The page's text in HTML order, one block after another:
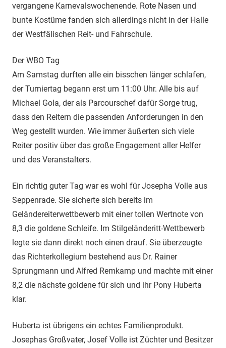
vergangene Karnevalswochenende. Rote Nasen und
bunte Kostüme fanden sich allerdings nicht in der Halle
der Westfälischen Reit- und Fahrschule.
Der WBO Tag
Am Samstag durften alle ein bisschen länger schlafen,
der Turniertag begann erst um 11:00 Uhr. Alle bis auf
Michael Gola, der als Parcourschef dafür Sorge trug,
dass den Reitern die passenden Anforderungen in den
Weg gestellt wurden. Wie immer äußerten sich viele
Reiter positiv über das große Engagement aller Helfer
und des Veranstalters.
Ein richtig guter Tag war es wohl für Josepha Volle aus
Seppenrade. Sie sicherte sich bereits im
Geländereiterwettbewerb mit einer tollen Wertnote von
8,3 die goldene Schleife. Im Stilgeländeritt-Wettbewerb
legte sie dann direkt noch einen drauf. Sie überzeugte
das Richterkollegium bestehend aus Dr. Rainer
Sprungmann und Alfred Remkamp und machte mit einer
8,2 die nächste goldene für sich und ihr Pony Huberta
klar.
Huberta ist übrigens ein echtes Familienprodukt.
Josephas Großvater, Josef Volle ist Züchter und Besitzer